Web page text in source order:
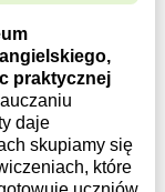
praktycznej
daje
skupiamy się
które